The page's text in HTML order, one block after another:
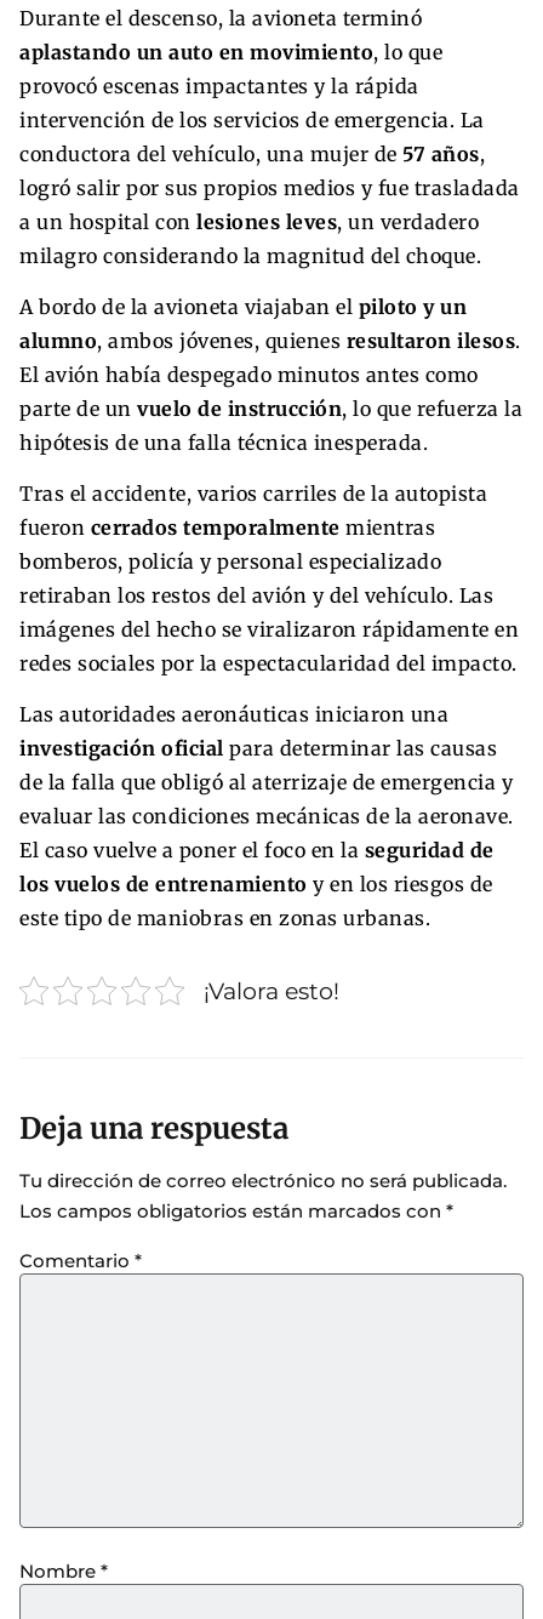
Durante el descenso, la avioneta terminó
aplastando un auto en movimiento, lo que
provocó escenas impactantes y la rápida
intervención de los servicios de emergencia. La
conductora del vehículo, una mujer de 57 años,
logró salir por sus propios medios y fue trasladada
a un hospital con lesiones leves, un verdadero
milagro considerando la magnitud del choque.
A bordo de la avioneta viajaban el piloto y un
alumno, ambos jóvenes, quienes resultaron ilesos.
El avión había despegado minutos antes como
parte de un vuelo de instrucción, lo que refuerza la
hipótesis de una falla técnica inesperada.
Tras el accidente, varios carriles de la autopista
fueron cerrados temporalmente mientras
bomberos, policía y personal especializado
retiraban los restos del avión y del vehículo. Las
imágenes del hecho se viralizaron rápidamente en
redes sociales por la espectacularidad del impacto.
Las autoridades aeronáuticas iniciaron una
investigación oficial para determinar las causas
de la falla que obligó al aterrizaje de emergencia y
evaluar las condiciones mecánicas de la aeronave.
El caso vuelve a poner el foco en la seguridad de
los vuelos de entrenamiento y en los riesgos de
este tipo de maniobras en zonas urbanas.
¡Valora esto!
Deja una respuesta
Tu dirección de correo electrónico no será publicada.
Los campos obligatorios están marcados con *
Comentario *
Nombre *